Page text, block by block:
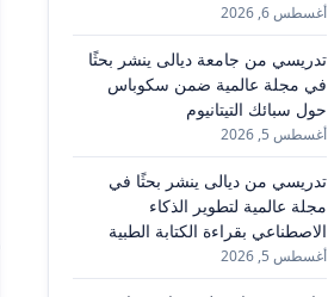
أغسطس 6, 2026
تدريسي من جامعة ديالى ينشر بحثًا
في مجلة عالمية ضمن سكوباس
حول سبائك التيتانيوم
أغسطس 5, 2026
تدريسي من ديالى ينشر بحثًا في
مجلة عالمية لتطوير الذكاء
الاصطناعي بقراءة الكتابة الطبية
أغسطس 5, 2026